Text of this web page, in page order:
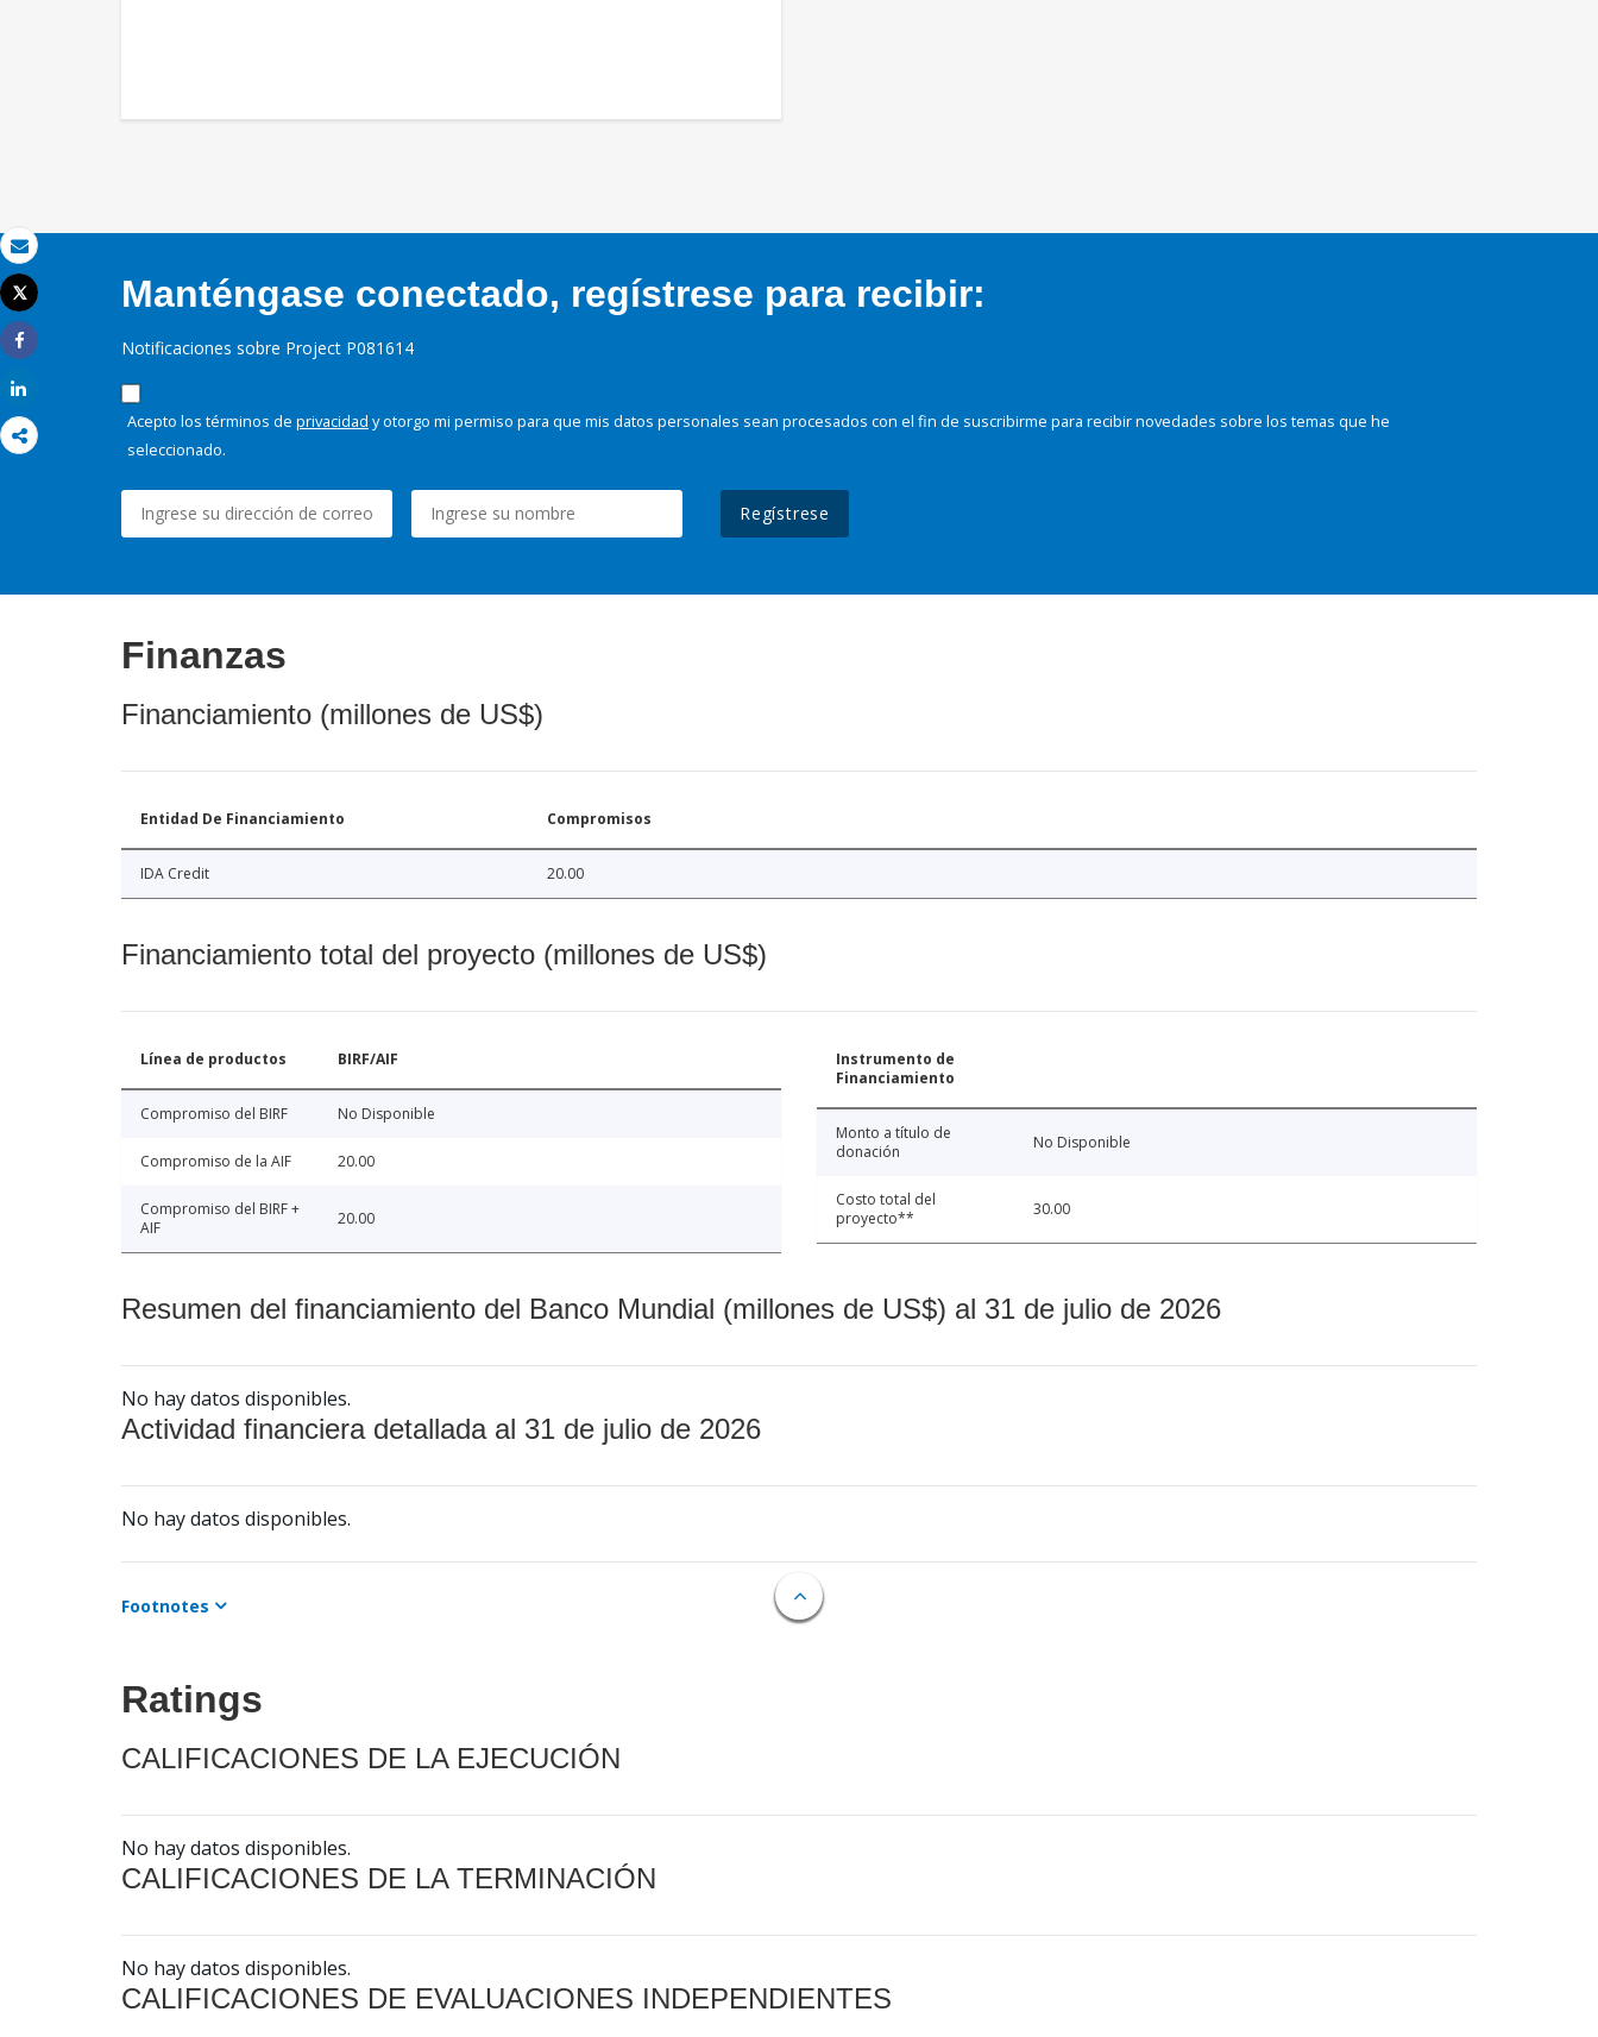
Correo electrónico
Imprimir
Tweet
Share
Manténgase conectado, regístrese para recibir:
Notificaciones sobre Project P081614
Acepto los términos de privacidad y otorgo mi permiso para que mis datos personales sean procesados con el fin de suscribirme para recibir novedades sobre los temas que he
seleccionado.
Regístrese
Finanzas
Financiamiento (millones de US$)
Entidad De Financiamiento Compromisos
IDA Credit 20.00
Financiamiento total del proyecto (millones de US$)
Línea de productos BIRF/AIF
Compromiso del BIRF No Disponible
Compromiso de la AIF 20.00
Compromiso del BIRF +
AIF
20.00
Instrumento de
Financiamiento
Monto a título de
donación
No Disponible
Costo total del
proyecto**
30.00
Resumen del financiamiento del Banco Mundial (millones de US$) al 31 de julio de 2026
No hay datos disponibles.
Actividad financiera detallada al 31 de julio de 2026
No hay datos disponibles.
Footnotes
Ratings
CALIFICACIONES DE LA EJECUCIÓN
No hay datos disponibles.
CALIFICACIONES DE LA TERMINACIÓN
No hay datos disponibles.
CALIFICACIONES DE EVALUACIONES INDEPENDIENTES